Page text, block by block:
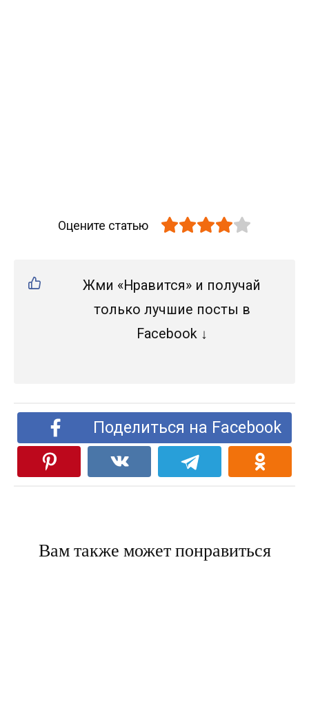
Оцените статью
Жми «Нравится» и получай
только лучшие посты в
Facebook ↓
Поделиться на Facebook
Вам также может понравиться